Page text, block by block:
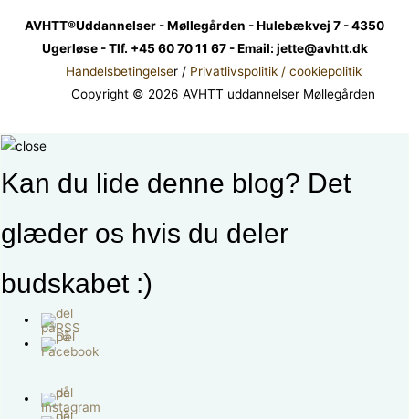
AVHTT®Uddannelser - Møllegården - Hulebækvej 7 - 4350
Ugerløse - Tlf. +45 60 70 11 67 - Email: jette@avhtt.dk
Handelsbetingelser / Privatlivspolitik / cookiepolitik
Copyright © 2026 AVHTT uddannelser Møllegården
Kan du lide denne blog? Det
glæder os hvis du deler
budskabet :)